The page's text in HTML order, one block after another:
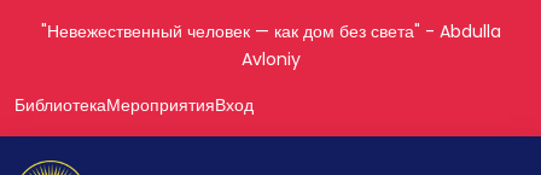
"Знающий человек найдёт выход из любой ситуации" -
Avicenna
БиблиотекаМероприятияВход